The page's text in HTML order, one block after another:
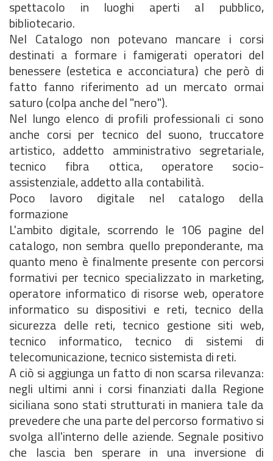
spettacolo in luoghi aperti al pubblico,
bibliotecario.
Nel Catalogo non potevano mancare i corsi
destinati a formare i famigerati operatori del
benessere (estetica e acconciatura) che però di
fatto fanno riferimento ad un mercato ormai
saturo (colpa anche del "nero").
Nel lungo elenco di profili professionali ci sono
anche corsi per tecnico del suono, truccatore
artistico, addetto amministrativo segretariale,
tecnico fibra ottica, operatore socio-
assistenziale, addetto alla contabilità.
Poco lavoro digitale nel catalogo della
formazione
L'ambito digitale, scorrendo le 106 pagine del
catalogo, non sembra quello preponderante, ma
quanto meno è finalmente presente con percorsi
formativi per tecnico specializzato in marketing,
operatore informatico di risorse web, operatore
informatico su dispositivi e reti, tecnico della
sicurezza delle reti, tecnico gestione siti web,
tecnico informatico, tecnico di sistemi di
telecomunicazione, tecnico sistemista di reti.
A ciò si aggiunga un fatto di non scarsa rilevanza:
negli ultimi anni i corsi finanziati dalla Regione
siciliana sono stati strutturati in maniera tale da
prevedere che una parte del percorso formativo si
svolga all'interno delle aziende. Segnale positivo
che lascia ben sperare in una inversione di